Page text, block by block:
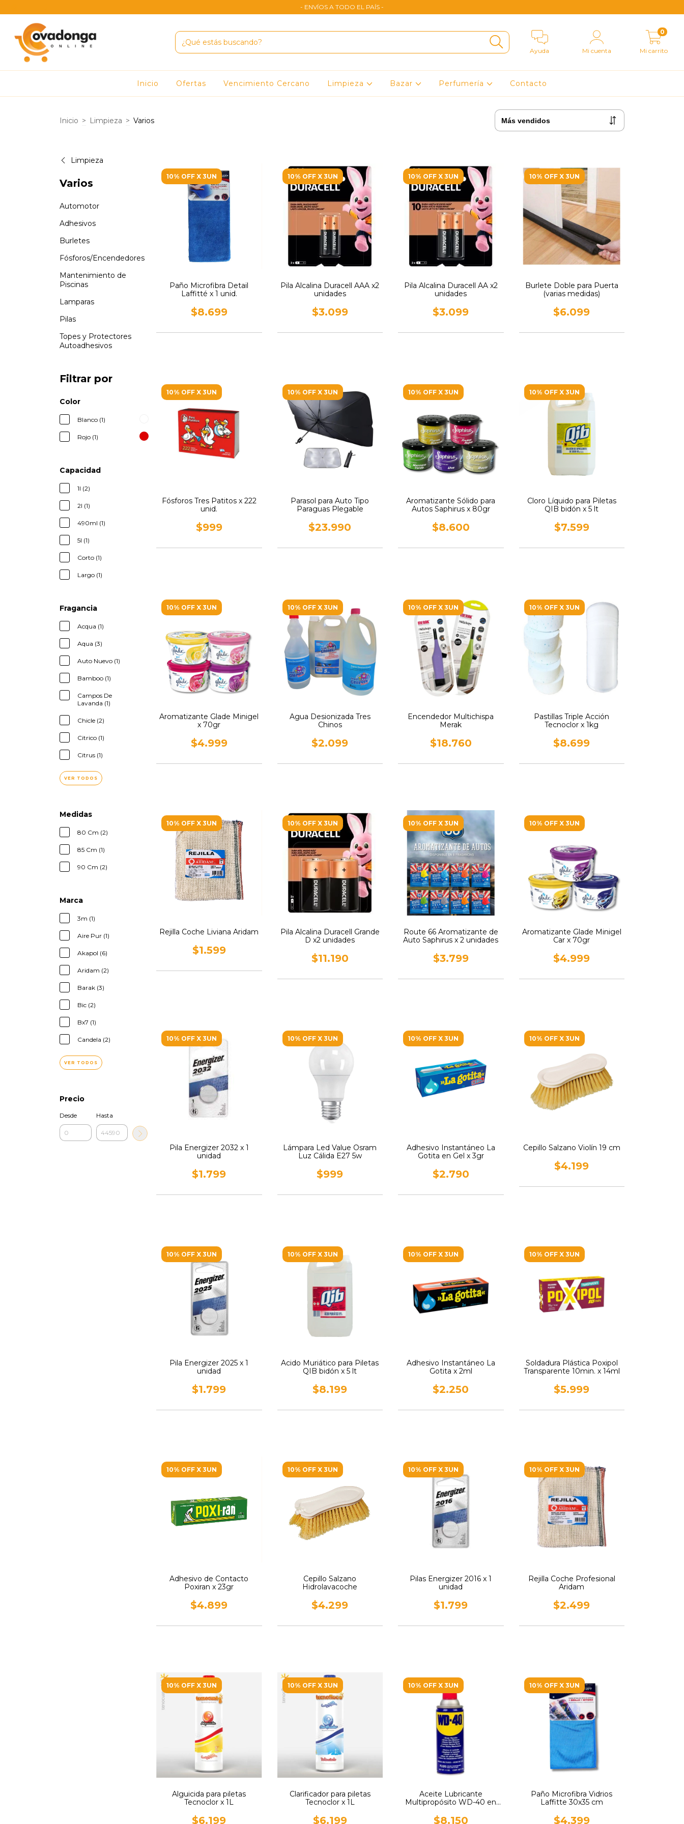
- ENVÍOS A TODO EL PAÍS -
Ayuda Mi cuenta Mi carrito
0
Inicio Ofertas Vencimiento Cercano Limpieza Bazar Perfumería Contacto
Inicio > Limpieza > Varios
Limpieza
Varios
Automotor
Adhesivos
Burletes
Fósforos/Encendedores
Mantenimiento de
Piscinas
Lamparas
Pilas
Topes y Protectores
Autoadhesivos
Filtrar por
Color
Blanco (1)
Rojo (1)
Capacidad
1l (2)
2l (1)
490ml (1)
5l (1)
Corto (1)
Largo (1)
Fragancia
Acqua (1)
Aqua (3)
Auto Nuevo (1)
Bamboo (1)
Campos De
Lavanda (1)
Chicle (2)
Citrico (1)
Citrus (1)
VER TODOS
Medidas
80 Cm (2)
85 Cm (1)
90 Cm (2)
Marca
3m (1)
Aire Pur (1)
Akapol (6)
Aridam (2)
Barak (3)
Bic (2)
Bx7 (1)
Candela (2)
VER TODOS
Precio
Desde Hasta
10% OFF X 3UN
Paño Microfibra Detail
Laffitté x 1 unid.
$8.699
10% OFF X 3UN
Pila Alcalina Duracell AAA x2
unidades
$3.099
10% OFF X 3UN
Pila Alcalina Duracell AA x2
unidades
$3.099
10% OFF X 3UN
Burlete Doble para Puerta
(varias medidas)
$6.099
10% OFF X 3UN
Fósforos Tres Patitos x 222
unid.
$999
10% OFF X 3UN
Parasol para Auto Tipo
Paraguas Plegable
$23.990
10% OFF X 3UN
Aromatizante Sólido para
Autos Saphirus x 80gr
$8.600
10% OFF X 3UN
Cloro Líquido para Piletas
QIB bidón x 5 lt
$7.599
10% OFF X 3UN
Aromatizante Glade Minigel
x 70gr
$4.999
10% OFF X 3UN
Agua Desionizada Tres
Chinos
$2.099
10% OFF X 3UN
Encendedor Multichispa
Merak
$18.760
10% OFF X 3UN
Pastillas Triple Acción
Tecnoclor x 1kg
$8.699
10% OFF X 3UN
Rejilla Coche Liviana Aridam
$1.599
10% OFF X 3UN
Pila Alcalina Duracell Grande
D x2 unidades
$11.190
10% OFF X 3UN
Route 66 Aromatizante de
Auto Saphirus x 2 unidades
$3.799
10% OFF X 3UN
Aromatizante Glade Minigel
Car x 70gr
$4.999
10% OFF X 3UN
Pila Energizer 2032 x 1
unidad
$1.799
10% OFF X 3UN
Lámpara Led Value Osram
Luz Cálida E27 5w
$999
10% OFF X 3UN
Adhesivo Instantáneo La
Gotita en Gel x 3gr
$2.790
10% OFF X 3UN
Cepillo Salzano Violín 19 cm
$4.199
10% OFF X 3UN
Pila Energizer 2025 x 1
unidad
$1.799
10% OFF X 3UN
Acido Muriático para Piletas
QIB bidón x 5 lt
$8.199
10% OFF X 3UN
Adhesivo Instantáneo La
Gotita x 2ml
$2.250
10% OFF X 3UN
Soldadura Plástica Poxipol
Transparente 10min. x 14ml
$5.999
10% OFF X 3UN
Adhesivo de Contacto
Poxiran x 23gr
$4.899
10% OFF X 3UN
Cepillo Salzano
Hidrolavacoche
$4.299
10% OFF X 3UN
Pilas Energizer 2016 x 1
unidad
$1.799
10% OFF X 3UN
Rejilla Coche Profesional
Aridam
$2.499
10% OFF X 3UN
Alguicida para piletas
Tecnoclor x 1L
$6.199
10% OFF X 3UN
Clarificador para piletas
Tecnoclor x 1L
$6.199
10% OFF X 3UN
Aceite Lubricante
Multipropósito WD-40 en
$8.150
10% OFF X 3UN
Paño Microfibra Vidrios
Laffitte 30x35 cm
$4.399